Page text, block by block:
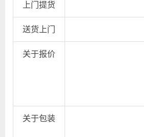
上门提货
送货上门
关于报价
关于包装